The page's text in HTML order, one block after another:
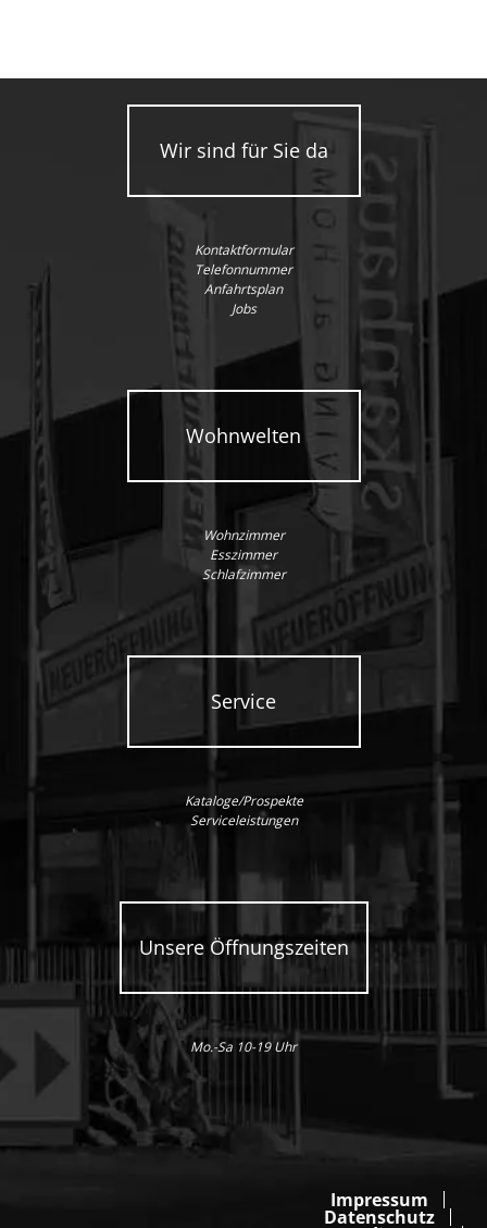
Wir sind für Sie da
Kontaktformular
Telefonnummer
Anfahrtsplan
Jobs
Wohnwelten
Wohnzimmer
Esszimmer
Schlafzimmer
Service
Kataloge/Prospekte
Serviceleistungen
Unsere Öffnungszeiten
Mo.-Sa 10-19 Uhr
Impressum
Datenschutz